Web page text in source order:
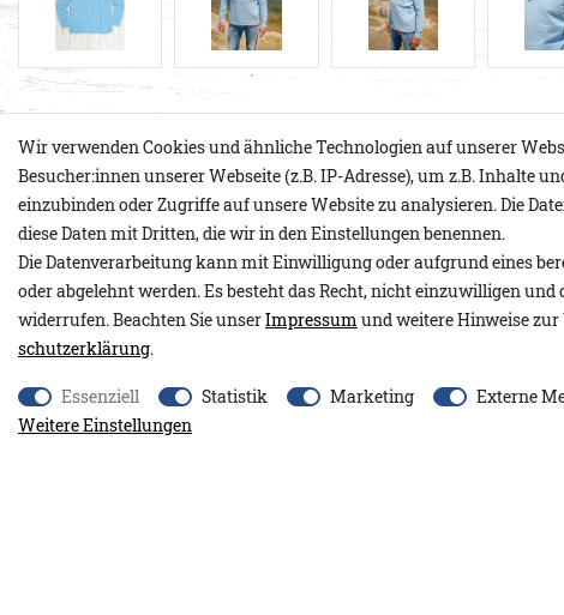
Produktdetails
Unser Ramirus Hood ist ein locker geschnittener Herren-Hoodie in
Gletscherblau mit authentischem Washed-Look und lässigem
Kapuze mit langen Kordeln sowie die feine Ankerstickerei
maritimen Touch. Ein Adenauer & Co. Logo auf dem linken Arm
nordischen Akzent. Besondere Nahtdetails entlang der Seiten und
Kängurutaschen sorgen nicht nur für einen modernen Look,
Tragekomfort. Breite Rippbündchen an den Ärmeln und offene
Wir verwenden Cookies und ähnliche Technologien auf unserer
Besucher:innen unserer Webseite (z.B. IP-Adresse), um z.B. Inhalte
einzubinden oder Zugriffe auf unsere Website zu analysieren. Die
diese Daten mit Dritten, die wir in den Einstellungen benennen.
Die Datenverarbeitung kann mit Einwilligung oder aufgrund eines
oder abgelehnt werden. Es besteht das Recht, nicht einzuwilligen
widerrufen. Beachten Sie unserImpressum und weitere Hinweise
schutz­erklärung.
Essenziell Statistik Marketing Externe
Weitere Einstellungen